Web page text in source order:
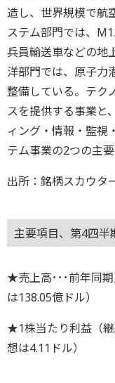
造し、世界規模で航
ステム部門では、
兵員輸送車などの地
洋部門では、原子力
整備している。テク
スを提供する事業と
ィング・情報・監視
テム事業の2つの主
出所：銘柄スカウ
主要項目、第4四半
★売上高･･･前年同
は138.05億ドル）
★1株当たり利益（
想は4.11ドル）